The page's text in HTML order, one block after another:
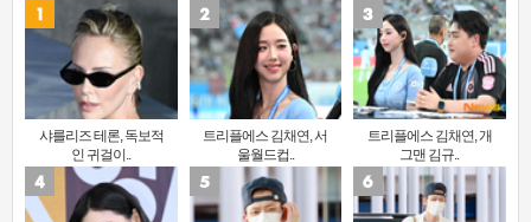
샤를리즈 테론, 독보적
인 귀걸이..
트리플에스 김채연, 서
울월드컵..
트리플에스 김채연, 개
그맨 김규..